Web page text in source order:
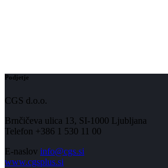
Podjetje
CGS d.o.o.
Brnčičeva ulica 13, SI-1000 Ljubljana
Telefon +386 1 530 11 00
E-naslov info@cgs.si
www.cgsplus.si